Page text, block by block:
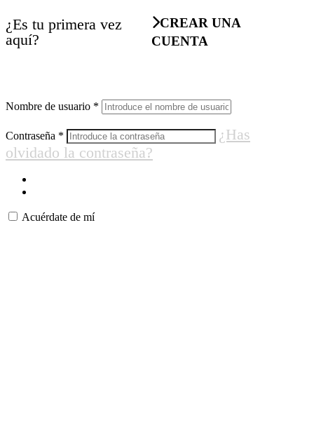
¿Es tu primera vez
aquí?
CREAR UNA
CUENTA
Nombre de usuario *
Contraseña *
¿Has
olvidado la contraseña?
Acuérdate de mí